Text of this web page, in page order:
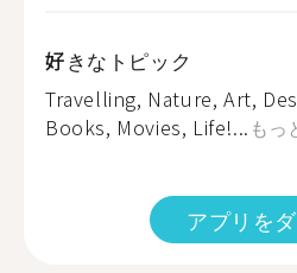
好きなトピック
Travelling, Nature, Art,
Books, Movies, Life!... もっ
アプリを